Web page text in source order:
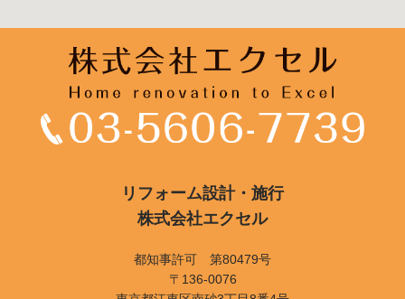
リフォーム設計・施行
株式会社エクセル
都知事許可 第80479号
〒136-0076